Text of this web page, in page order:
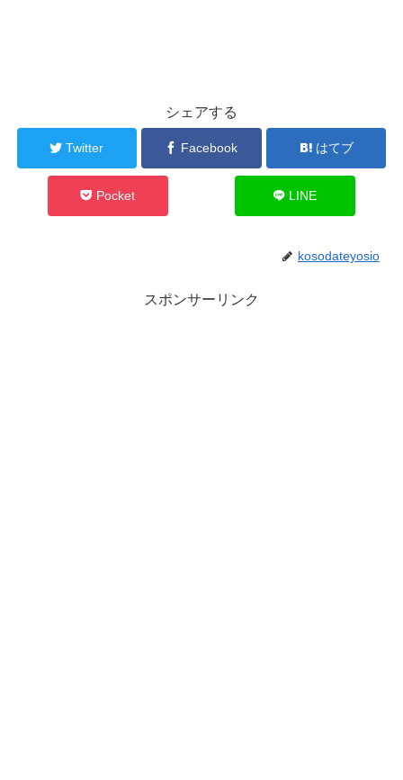
シェアする
Twitter Facebook はてブ
Pocket LINE
kosodateyosio
スポンサーリンク